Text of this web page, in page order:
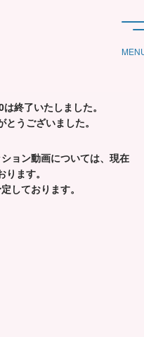
終了いたしました。
うございました。
ョン動画については、 現在
ます。
しております。